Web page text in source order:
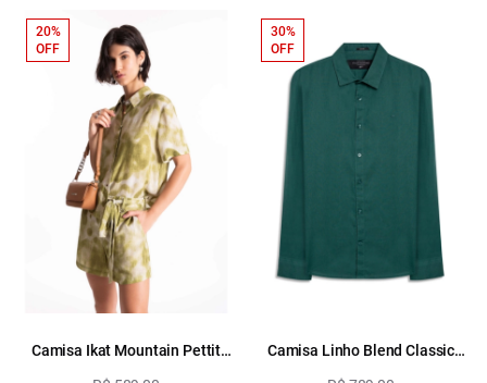
Camisa Ikat Mountain Pettit
20%
OFF
Camisa Linho Blend Classic
30%
OFF